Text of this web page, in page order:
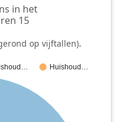
in het
15
op vijftallen).
Huishoud…